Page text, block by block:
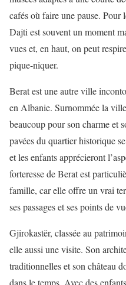
cafés où faire une pause.
Dajti est souvent un moment
vues et, en haut, on peut
pique-niquer.
Berat est une autre ville
en Albanie. Surnommée la
beaucoup pour son charme et
pavées du quartier historique
et les enfants apprécieront
forteresse de Berat est
famille, car elle offre un vrai
ses passages et ses points de
Gjirokastër, classée au
elle aussi une visite. Son
traditionnelles et son château